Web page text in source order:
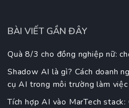
BÀI VIẾT GẦN ĐÂY
Quà 8/3 cho đồng nghiệp nữ:
Shadow AI là gì? Cách doanh
cụ AI trong môi trường làm
Tích hợp AI vào MarTech